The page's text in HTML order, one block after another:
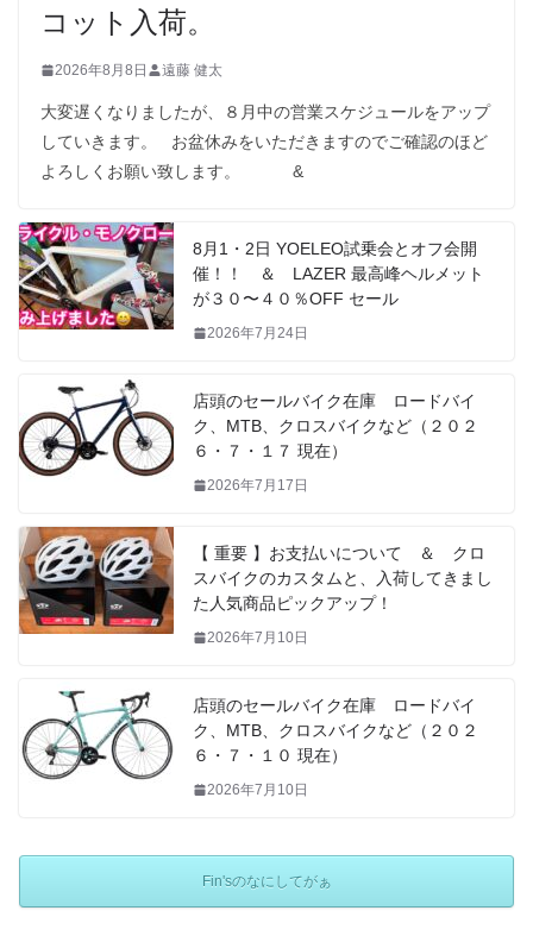
コット入荷。
2026年8月8日 遠藤 健太
大変遅くなりましたが、８月中の営業スケジュールをアップ
していきます。 お盆休みをいただきますのでご確認のほど
よろしくお願い致します。 &
8月1・2日 YOELEO試乗会とオフ会開
催！！ ＆ LAZER 最高峰ヘルメット
が３０〜４０％OFF セール
2026年7月24日
店頭のセールバイク在庫 ロードバイ
ク、MTB、クロスバイクなど（２０２
６・７・１７ 現在）
2026年7月17日
【 重要 】お支払いについて ＆ クロ
スバイクのカスタムと、入荷してきまし
た人気商品ピックアップ！
2026年7月10日
店頭のセールバイク在庫 ロードバイ
ク、MTB、クロスバイクなど（２０２
６・７・１０ 現在）
2026年7月10日
Fin'sのなにしてがぁ